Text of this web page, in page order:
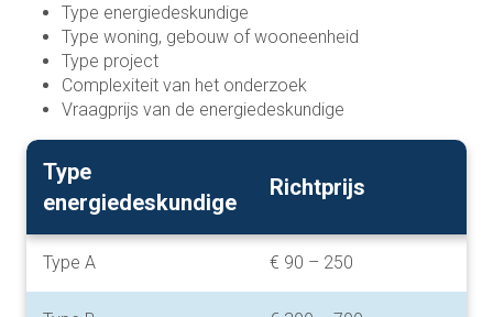
Type energiedeskundige
Type woning, gebouw of wooneenheid
Type project
Complexiteit van het onderzoek
Vraagprijs van de energiedeskundige
Type
energiedeskundige
Richtprijs
Type A € 90 – 250